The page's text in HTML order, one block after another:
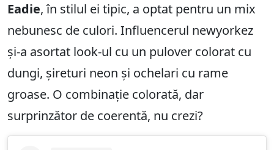
Eadie, în stilul ei tipic, a optat pentru un mix
nebunesc de culori. Influencerul newyorkez
și-a asortat look-ul cu un pulover colorat cu
dungi, șireturi neon și ochelari cu rame
groase. O combinație colorată, dar
surprinzător de coerentă, nu crezi?